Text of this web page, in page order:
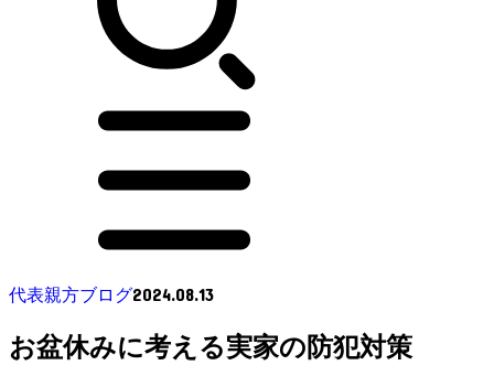
代表親方ブログ2024.08.13
お盆休みに考える実家の防犯対策